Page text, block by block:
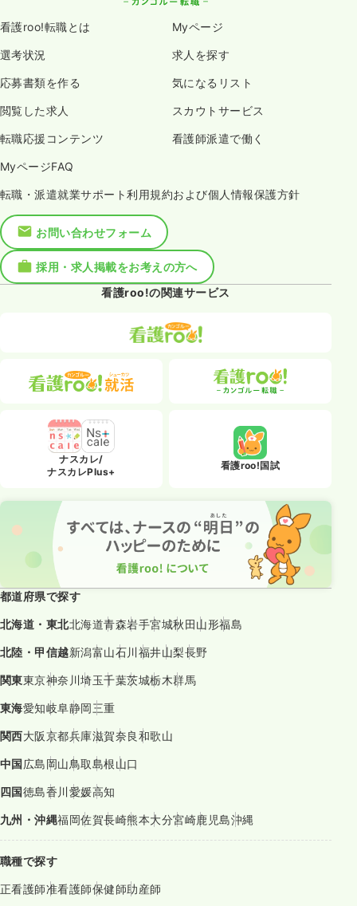
看護roo!転職とは Myページ
選考状況 求人を探す
応募書類を作る 気になるリスト
閲覧した求人 スカウトサービス
転職応援コンテンツ 看護師派遣で働く
MyページFAQ
転職・派遣就業サポート利用規約および個人情報保護方針
お問い合わせフォーム
採用・求人掲載をお考えの方へ
看護roo!の関連サービス
ナスカレ/
ナスカレPlus+
看護roo!国試
都道府県で探す
北海道・東北北海道青森岩手宮城秋田山形福島
北陸・甲信越新潟富山石川福井山梨長野
関東東京神奈川埼玉千葉茨城栃木群馬
東海愛知岐阜静岡三重
関西大阪京都兵庫滋賀奈良和歌山
中国広島岡山鳥取島根山口
四国徳島香川愛媛高知
九州・沖縄福岡佐賀長崎熊本大分宮崎鹿児島沖縄
職種で探す
正看護師准看護師保健師助産師